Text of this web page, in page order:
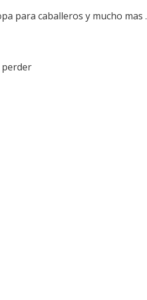
para caballeros y mucho mas .
perder